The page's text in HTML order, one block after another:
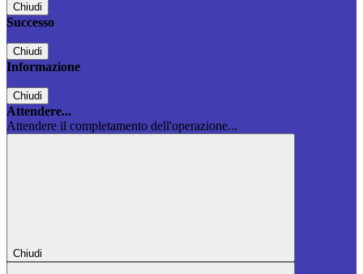
Chiudi
Successo
Chiudi
Informazione
Chiudi
Attendere...
Attendere il completamento dell'operazione...
Chiudi